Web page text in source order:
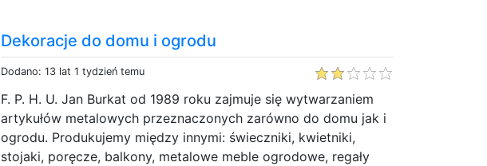
Dekoracje do domu i ogrodu
Dodano: 13 lat 1 tydzień temu
F. P. H. U. Jan Burkat od 1989 roku zajmuje się wytwarzaniem
artykułów metalowych przeznaczonych zarówno do domu jak i
ogrodu. Produkujemy między innymi: świeczniki, kwietniki,
stojaki, poręcze, balkony, metalowe meble ogrodowe, regały